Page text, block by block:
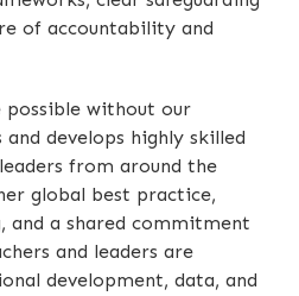
of accountability and
possible without our
and develops highly skilled
from around the
global best practice,
and a shared commitment
and leaders are
development, data, and